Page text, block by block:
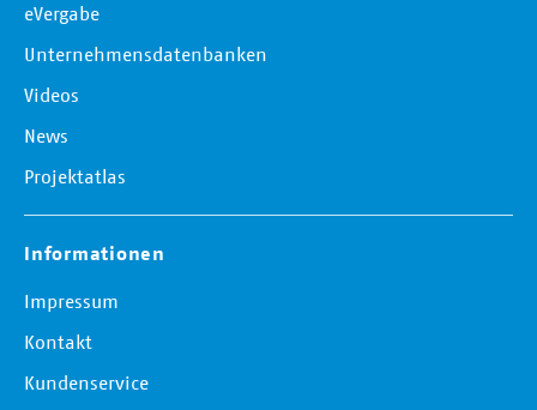
eVergabe
Unternehmensdatenbanken
Videos
News
Projektatlas
Informationen
Impressum
Kontakt
Kundenservice